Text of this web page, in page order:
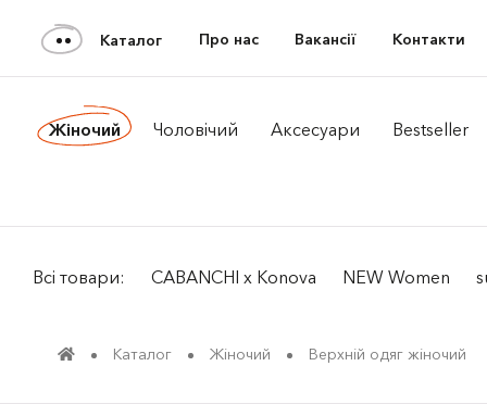
Каталог Про нас Вакансії Контакти
Жiночий Чоловiчий Аксесуари Bestseller
Всі товари: CABANCHI x Konova NEW Women
Каталог Жiночий Верхній одяг жіночий